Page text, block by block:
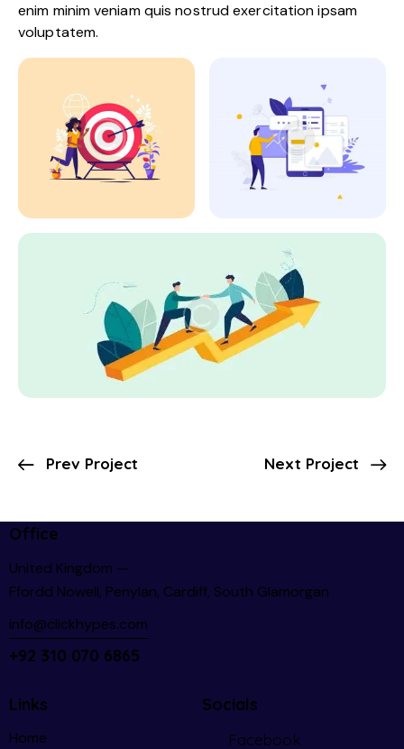
enim minim veniam quis nostrud exercitation ipsam
voluptatem.
Prev Project Next Project
Office
United Kingdom —
Ffordd Nowell, Penylan, Cardiff, South Glamorgan
info@clickhypes.com
+92 310 070 6865
Links
Home
Socials
Facebook